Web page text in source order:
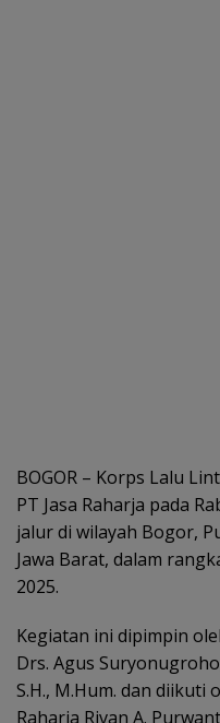
BOGOR – Korps Lalu
PT Jasa Raharja pada
jalur di wilayah Bogor,
Jawa Barat, dalam
2025.
Kegiatan ini dipimpin
Drs. Agus
S.H., M.Hum. dan diikuti
Raharja Rivan A.